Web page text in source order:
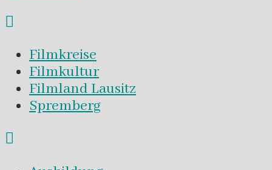
Filmkreise
Filmkultur
Filmland Lausitz
Spremberg